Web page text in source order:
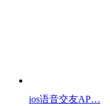
ios语音交友AP…